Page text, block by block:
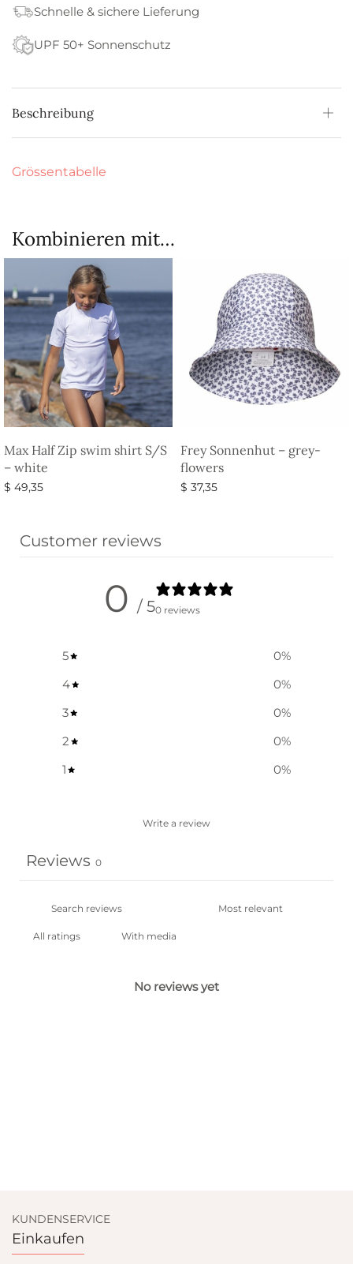
Schnelle & sichere Lieferung
UPF 50+ Sonnenschutz
Beschreibung
Grössentabelle
Kombinieren mit…
Max Half Zip swim shirt S/S
– white
$ 49,35
Frey Sonnenhut – grey-
flowers
$ 37,35
Customer reviews
0 / 50 reviews
5 0%
4
0%
3
0%
2
0%
1
0%
Write a review
Reviews 0
With media
No reviews yet
KUNDENSERVICE
Einkaufen